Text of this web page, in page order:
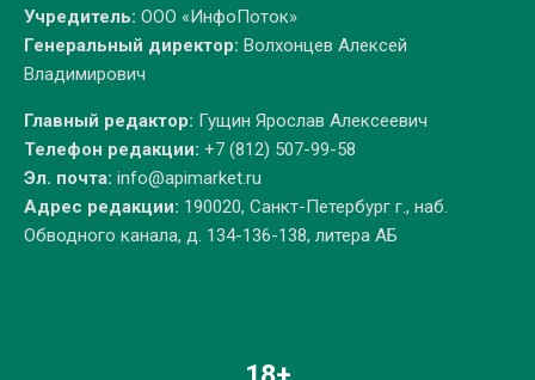
Учредитель: ООО «ИнфоПоток»
Генеральный директор: Волхонцев Алексей
Владимирович
Главный редактор: Гущин Ярослав Алексеевич
Телефон редакции: +7 (812) 507-99-58
Эл. почта: info@apimarket.ru
Адрес редакции: 190020, Санкт-Петербург г., наб.
Обводного канала, д. 134-136-138, литера АБ